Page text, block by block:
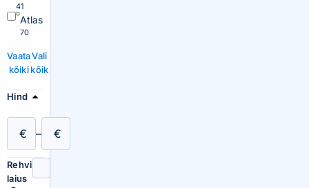
41
Atlas
70
Vaata
kõiki
Vali
kõik
Hind
€ – €
Rehvi
laius